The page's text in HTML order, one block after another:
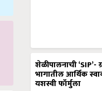
शेळीपालनाची ‘SIP’-
भागातील आर्थिक
यशस्वी फॉर्मुला